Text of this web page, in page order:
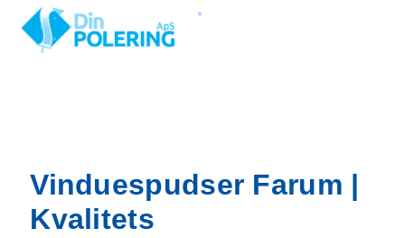
indholdet
Vinduespudser Farum |
Kvalitets